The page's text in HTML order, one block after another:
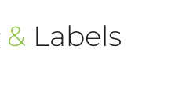
& Labels